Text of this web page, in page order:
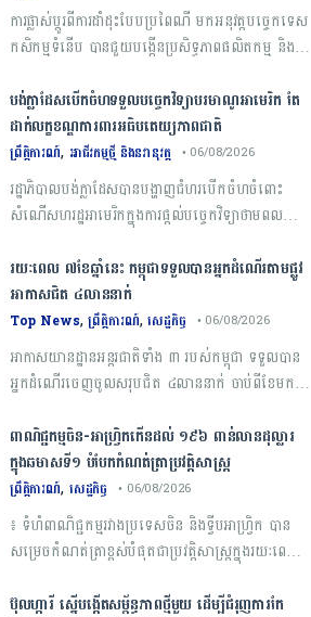
ការ​ផ្លាស់ប្តូរ​ពី​ការ​ដាំដុះ​បែប​ប្រពៃណី​ មក​អនុវត្ត​បច្ចេកទេស​
កសិកម្ម​ទំនើប​ បាន​ជួយ​បង្កើន​ប្រសិទ្ធភាព​ផលិតកម្ម​ ​និង​
បង់ក្លាដែស​បើកចំហ​ទទួល​បច្ចេកវិទ្យា​បរមាណូ​អាមេរិក​ តែ​
ដាក់​លក្ខខណ្ឌ​ការពារ​អធិបតេយ្យភាព​ជាតិ​
ព្រឹត្តិការណ៍, អាជីវកម្មថ្មី និងនវានុវត្ត • 06/08/2026
​រដ្ឋាភិបាល​បង់ក្លាដែស​បាន​បង្ហាញ​ជំហរ​បើកចំហ​ចំពោះ​
សំណើ​សហរដ្ឋ​អាមេរិក​ក្នុង​ការ​ផ្តល់​បច្ចេកវិទ្យា​ថាមពល​
អាច​ទទួលយក​បាន​ ​លុះត្រាតែ​ស្រប​តាម​អាទិភាព​ជាតិ​ ​និង​
ផ្តល់​ផលប្រយោជន៍​ជាក់ស្តែង​ដល់​សេដ្ឋកិច្ច​ ​និង​ប្រជាជន​
របស់​ខ្លួន
រយៈពេល ៧ខែឆ្នាំនេះ កម្ពុជាទទួលបានអ្នកដំណើរតាមផ្លូវ
អាកាសជិត ៤លាននាក់
Top News,ព្រឹត្តិការណ៍,សេដ្ឋកិច្ច • 06/08/2026
អាកាសយានដ្ឋានអន្តរជាតិទាំង ៣ របស់កម្ពុជា ទទួលបាន
អ្នកដំណើរចេញចូលសរុបជិត ៤លាននាក់ ចាប់ពីខែមករា
៩ភាគរយ
ពាណិជ្ជកម្ម​ចិន​-​អាហ្វ្រិក​កើន​ដល់​ ​១៩៦​ ​ពាន់​លាន​ដុល្លារ​
ក្នុង​ឆមាស​ទី​១​ ​បំបែក​កំណត់ត្រា​ប្រវត្តិសាស្ត្រ​
ព្រឹត្តិការណ៍, សេដ្ឋកិច្ច • 06/08/2026
​៖​ ​ទំហំ​ពាណិជ្ជកម្ម​រវាង​ប្រទេស​ចិន​ ​និង​ទ្វីប​អាហ្វ្រិក ​បាន​
សម្រេច​កំណត់​ត្រា​ខ្ពស់​បំផុត​ជា​ប្រវត្តិសាស្ត្រ​ក្នុង​រយៈពេល​ ​
យន់ ​(​ប្រមាណ​ ​១៩៦,៦​ ​ពាន់​លាន​ដុល្លារ​អាមេរិក​) ​ដែល​
ប៊ុល​ហ្ការី ​ស្នើ​បង្កើត​សម្ព័ន្ធភាព​ថ្មី​មួយ ​ដើម្បី​ជំរុញ​ការ​កែ